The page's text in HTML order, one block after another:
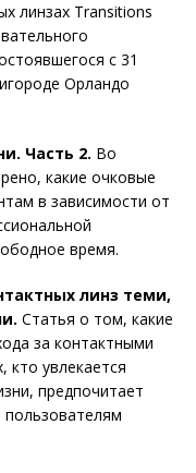
линзах Transitions
с 31
Орландо
Часть 2. Во
какие очковые
в зависимости от
время.
линз теми,
Статья о том, какие
за контактными
кто увлекается
предпочитает